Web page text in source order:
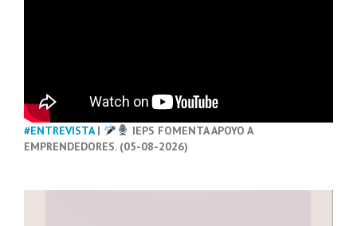
#ENTREVISTA|
IEPS FOMENTA APOYO A
EMPRENDEDORES. (05-08-2026)